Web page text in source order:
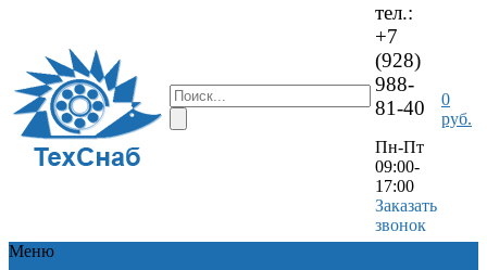
тел.:
+7
(928)
988-
81-40
Пн-Пт
09:00-
17:00
Заказать
звонок
0
руб.
Меню